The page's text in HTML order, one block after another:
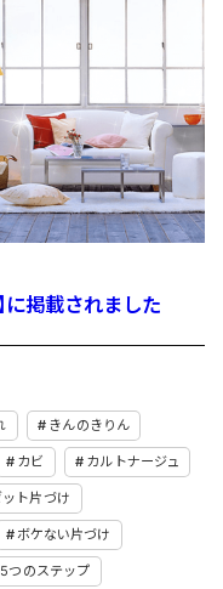
に掲載されました
きんのきりん
カビ カルトナージュ
ト片づけ
ボケない片づけ
つのステップ